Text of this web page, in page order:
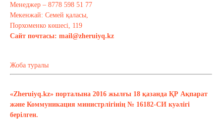
Менеджер – 8778 598 51 77
Мекенжай: Семей қаласы,
Порхоменко көшесі, 119
Сайт почтасы: mail@zheruiyq.kz
Жоба туралы
«Zheruiyq.kz» порталына 2016 жылғы 18 қазанда ҚР Ақпарат
және Коммуникация министрлігінің № 16182-СИ куәлігі
берілген.